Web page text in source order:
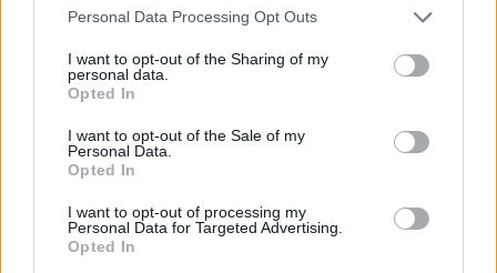
Personal Data Processing Opt Outs
I want to opt-out of the Sharing of my
personal data.
Opted In
I want to opt-out of the Sale of my
Personal Data.
Opted In
I want to opt-out of processing my
Personal Data for Targeted Advertising.
Opted In
Sauer naar Stuttgart bijna rond
Feyenoord zet deur open voor miljoenen: Ueda
en Hadj Moussa mogen vertrekken
Feyenoord sluit voorbereiding bijna af: dit staat
er nog op het programma